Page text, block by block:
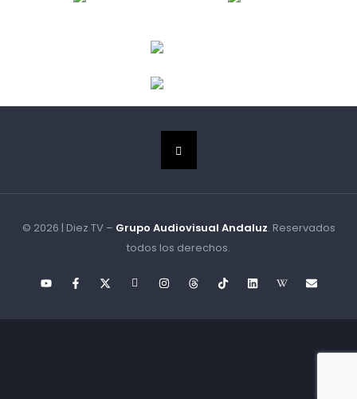
© 2026 | Diez TV – Grupo Audiovisual Andaluz. Reservados
todos los derechos.